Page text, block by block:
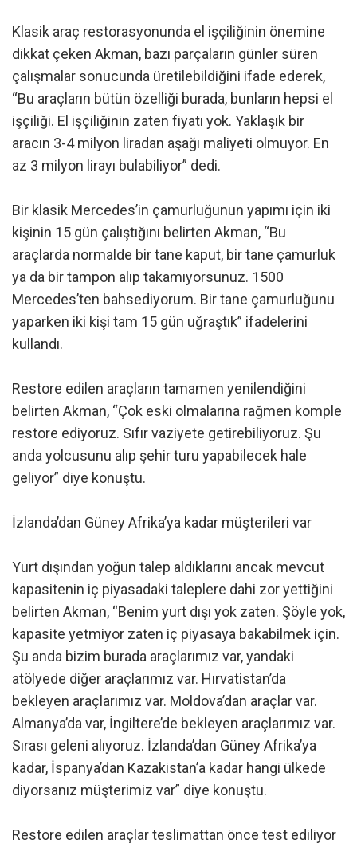
Klasik araç restorasyonunda el işçiliğinin önemine
dikkat çeken Akman, bazı parçaların günler süren
çalışmalar sonucunda üretilebildiğini ifade ederek,
“Bu araçların bütün özelliği burada, bunların hepsi el
işçiliği. El işçiliğinin zaten fiyatı yok. Yaklaşık bir
aracın 3-4 milyon liradan aşağı maliyeti olmuyor. En
az 3 milyon lirayı bulabiliyor” dedi.
Bir klasik Mercedes’in çamurluğunun yapımı için iki
kişinin 15 gün çalıştığını belirten Akman, “Bu
araçlarda normalde bir tane kaput, bir tane çamurluk
ya da bir tampon alıp takamıyorsunuz. 1500
Mercedes’ten bahsediyorum. Bir tane çamurluğunu
yaparken iki kişi tam 15 gün uğraştık” ifadelerini
kullandı.
Restore edilen araçların tamamen yenilendiğini
belirten Akman, “Çok eski olmalarına rağmen komple
restore ediyoruz. Sıfır vaziyete getirebiliyoruz. Şu
anda yolcusunu alıp şehir turu yapabilecek hale
geliyor” diye konuştu.
İzlanda’dan Güney Afrika’ya kadar müşterileri var
Yurt dışından yoğun talep aldıklarını ancak mevcut
kapasitenin iç piyasadaki taleplere dahi zor yettiğini
belirten Akman, “Benim yurt dışı yok zaten. Şöyle yok,
kapasite yetmiyor zaten iç piyasaya bakabilmek için.
Şu anda bizim burada araçlarımız var, yandaki
atölyede diğer araçlarımız var. Hırvatistan’da
bekleyen araçlarımız var. Moldova’dan araçlar var.
Almanya’da var, İngiltere’de bekleyen araçlarımız var.
Sırası geleni alıyoruz. İzlanda’dan Güney Afrika’ya
kadar, İspanya’dan Kazakistan’a kadar hangi ülkede
diyorsanız müşterimiz var” diye konuştu.
Restore edilen araçlar teslimattan önce test ediliyor